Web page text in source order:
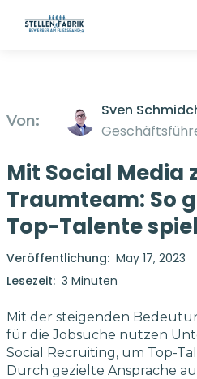
Von:
Sven
Mit Social Media
Traumteam: So
Top-Talente
Veröffentlichung: May 17, 2023
Lesezeit: 3 Minuten
Mit der steigenden
für die Jobsuche nutzen
Social Recruiting, um Top-
Durch gezielte Ansprache